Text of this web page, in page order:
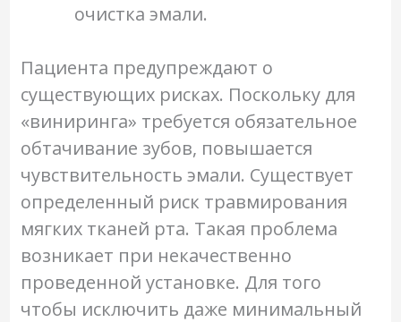
очистка эмали.
Пациента предупреждают о
существующих рисках. Поскольку для
«виниринга» требуется обязательное
обтачивание зубов, повышается
чувствительность эмали. Существует
определенный риск травмирования
мягких тканей рта. Такая проблема
возникает при некачественно
проведенной установке. Для того
чтобы исключить даже минимальный